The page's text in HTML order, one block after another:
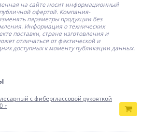
на сайте носит информационный
офертой. Компания-
параметры продукции без
Информация о технических
поставки, стране изготовления и
отличаться от фактической и
доступных к моменту публикации данных.
с фиберглассовой рукояткой
г